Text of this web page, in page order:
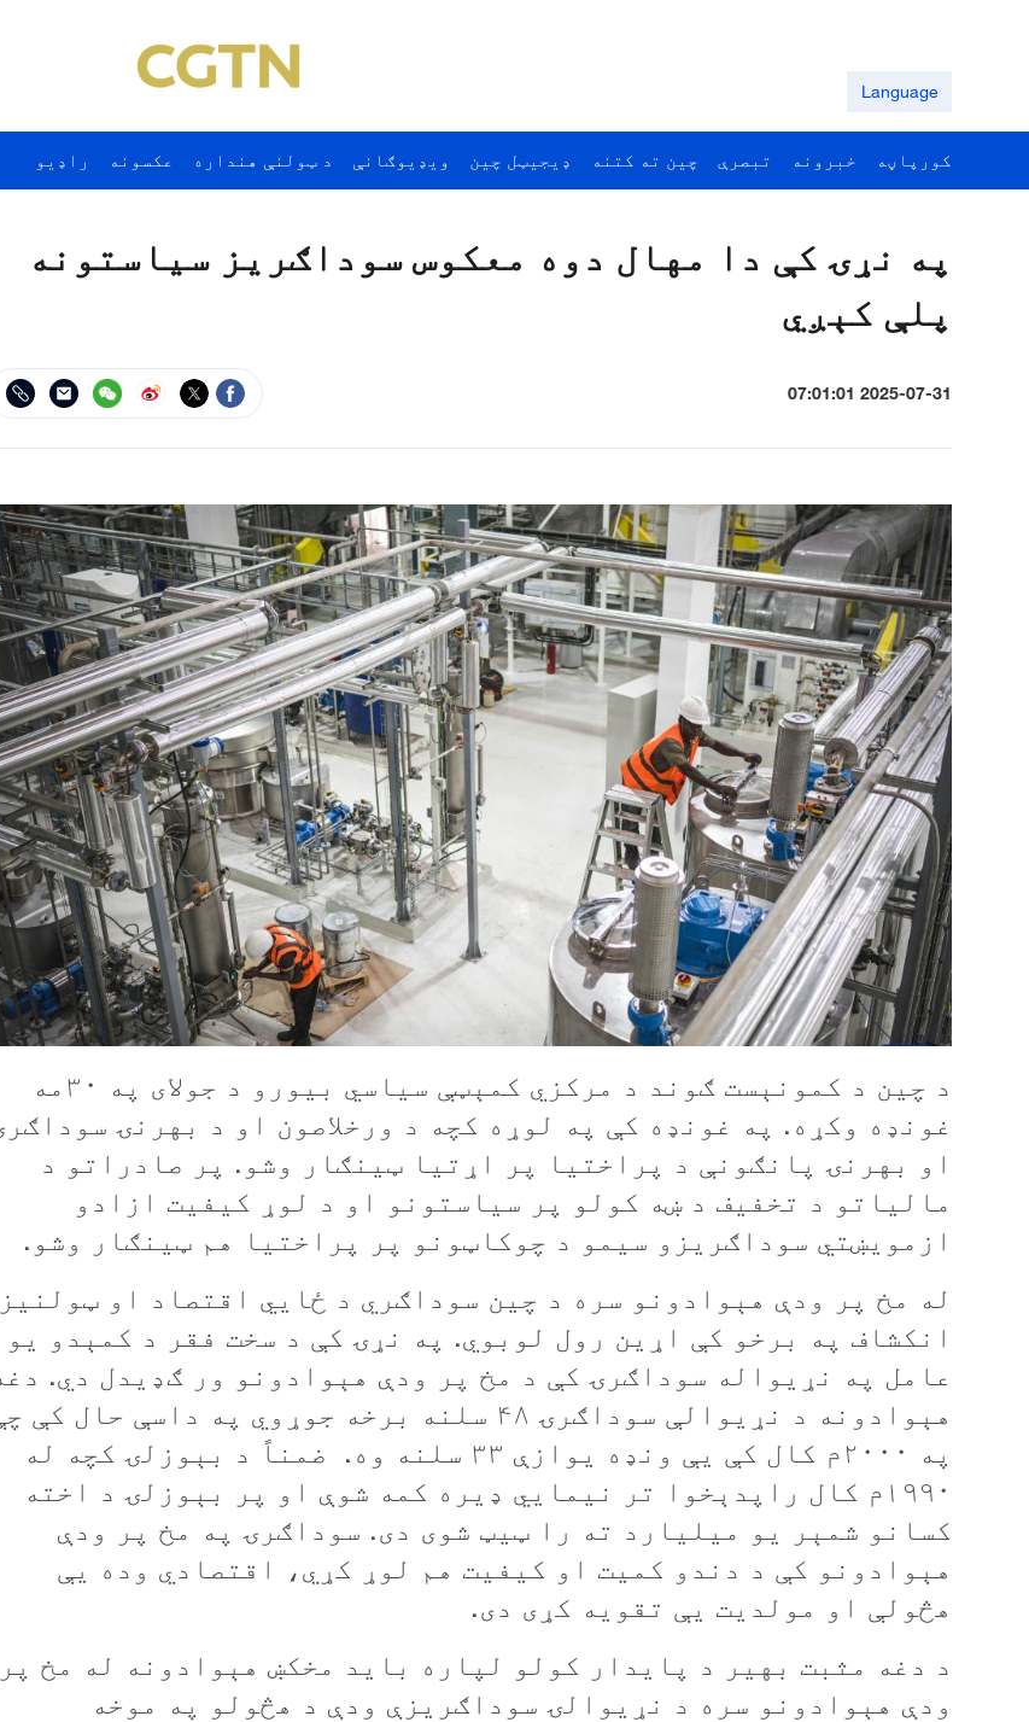
Language
کورپاڼه خبرونه تبصرې چين ته کتنه ډيجيټل چين ويډيوګانې د ټولنې هنداره عکسونه راډيو
په نړۍ کې دا مهال دوه معکوس سوداګريز سياستونه
پلې کېږي
2025-07-31 07:01:01
د چين د کمونېست ګوند د مرکزي کمېټې سیاسي بيورو د جولای په ۳۰مه
غونډه وکړه. په غونډه کې په لوړه کچه د ورخلاصون او د بهرنۍ
او بهرنۍ پانګونې د پراختيا پر اړتيا ټينګار وشو. پر صادراتو د
مالياتو د تخفيف د ښه کولو پر سياستونو او د لوړ کيفيت ازادو
ازمويښتي سوداګريزو سيمو د چوکاټونو پر پراختيا هم ټينګار وشو.
له مخ پر ودې هېوادونو سره د چين سوداګري د ځايي اقتصاد او ټولنيز
انکشاف په برخو کې اړين رول لوبوي. په نړۍ کې د سخت فقر د کمېدو يو
عامل په نړيواله سوداګرۍ کې د مخ پر ودې هېوادونو ور ګډيدل دي.
هېوادونه د نړيوالې سوداګرۍ ۴۸ سلنه برخه جوړوي په داسې حال کې
په ۲۰۰۰م کال کې یې ونډه يوازې ۳۳ سلنه وه. ضمناً د بېوزلۍ کچه له
۱۹۹۰م کال راپدېخوا تر نيمايي ډيره کمه شوې او پر بېوزلۍ د اخته
کسانو شمېر يو ميليارد ته را ټيټ شوی دی. سوداګرۍ په مخ پر ودې
هېوادونو کې د دندو کميت او کيفيت هم لوړ کړي، اقتصادي وده یې
هڅولې او مولديت یې تقويه کړی دی.
د دغه مثبت بهير د پايدار کولو لپاره بايد مخکښ هېوادونه له مخ پر
ودې هېوادونو سره د نړيوالۍ سوداګريزې ودې د هڅولو په موخه